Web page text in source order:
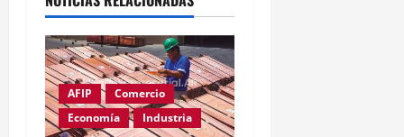
AFIP
Comercio
Economía
Industria